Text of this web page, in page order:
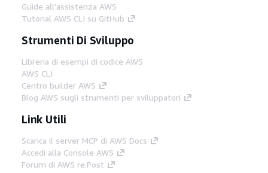
Guide all'assistenza AWS
Tutorial AWS CLI su GitHub
Strumenti Di Sviluppo
Libreria di esempi di codice AWS
AWS CLI
Centro builder AWS
Blog AWS sugli strumenti per sviluppatori
Link Utili
Scarica il server MCP di AWS Docs
Accedi alla Console AWS
Forum di AWS re:Post